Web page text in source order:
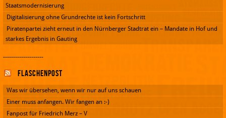
Staatsmodernisierung
Digitalisierung ohne Grundrechte ist kein Fortschritt
Piratenpartei zieht erneut in den Nürnberger Stadtrat ein – Mandate in Hof und
starkes Ergebnis in Gauting
--------------------
Flaschenpost
Was wir übersehen, wenn wir nur auf uns schauen
Einer muss anfangen. Wir fangen an :-)
Fanpost für Friedrich Merz – V